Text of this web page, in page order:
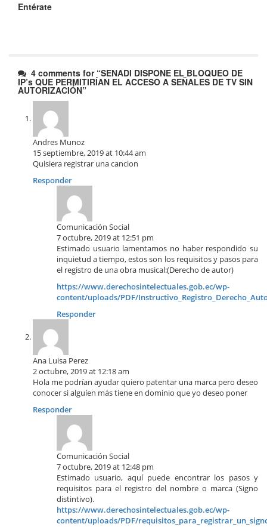
Entérate
4 comments for “SENADI DISPONE EL BLOQUEO DE
IP’s QUE PERMITIRÍAN EL ACCESO A SEÑALES DE TV SIN
AUTORIZACIÓN”
Andres Munoz
15 septiembre, 2019 at 10:44 am
Quisiera registrar una cancion
Responder
Comunicación Social
7 octubre, 2019 at 12:51 pm
Estimado usuario lamentamos no haber respondido su
inquietud a tiempo, estos son los requisitos y pasos para
el registro de una obra musical:(Derecho de autor)
https://www.derechosintelectuales.gob.ec/wp-
content/uploads/PDF/
Responder
Ana Luisa Perez
2 octubre, 2019 at 12:18 am
Hola me podrían ayudar quiero patentar una marca pero deseo
conocer si alguíen más tiene en dominio que yo deseo poner
Responder
Comunicación Social
7 octubre, 2019 at 12:48 pm
Estimado usuario, aquí puede encontrar los pasos y
requisitos para el registro del nombre o marca (Signo
distintivo).
https://www.derechosintelectuales.gob.ec/wp-
content/uploads/PDF/